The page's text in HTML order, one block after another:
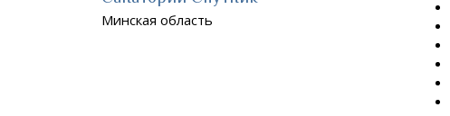
Минская область